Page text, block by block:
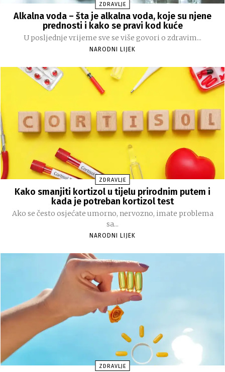
ZDRAVLJE
Alkalna voda – šta je alkalna voda, koje su njene
prednosti i kako se pravi kod kuće
U posljednje vrijeme sve se više govori o zdravim...
NARODNI LIJEK
ZDRAVLJE
Kako smanjiti kortizol u tijelu prirodnim putem i
kada je potreban kortizol test
Ako se često osjećate umorno, nervozno, imate problema
sa...
NARODNI LIJEK
ZDRAVLJE